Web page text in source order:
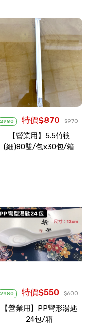
2980 特價$870 $970
【營業用】5.5竹筷
(細)80雙/包x30包/箱
2980 特價$550 $600
【營業用】PP彎形湯匙
24包/箱